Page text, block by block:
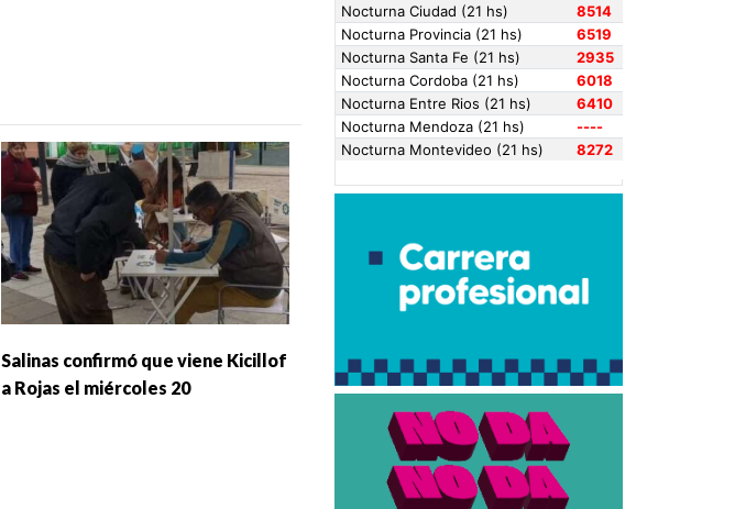
Salinas confirmó que viene Kicillof
a Rojas el miércoles 20